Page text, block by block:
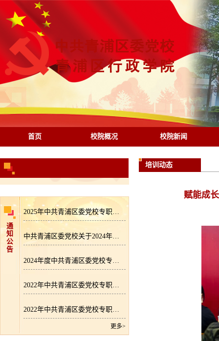
首页 校院概况 校院新闻
通
知
公
告
2025年中共青浦区委党校专职教师招聘拟录用人员公示
中共青浦区委党校关于2024年度逾期尚未支付中小企业款项的说明
2024年度中共青浦区委党校专职教师招聘成绩公示
2022年中共青浦区委党校专职教师招聘拟录用人员名单公示
2022年中共青浦区委党校专职教师招聘成绩公示
更多>
培训动态
赋能成